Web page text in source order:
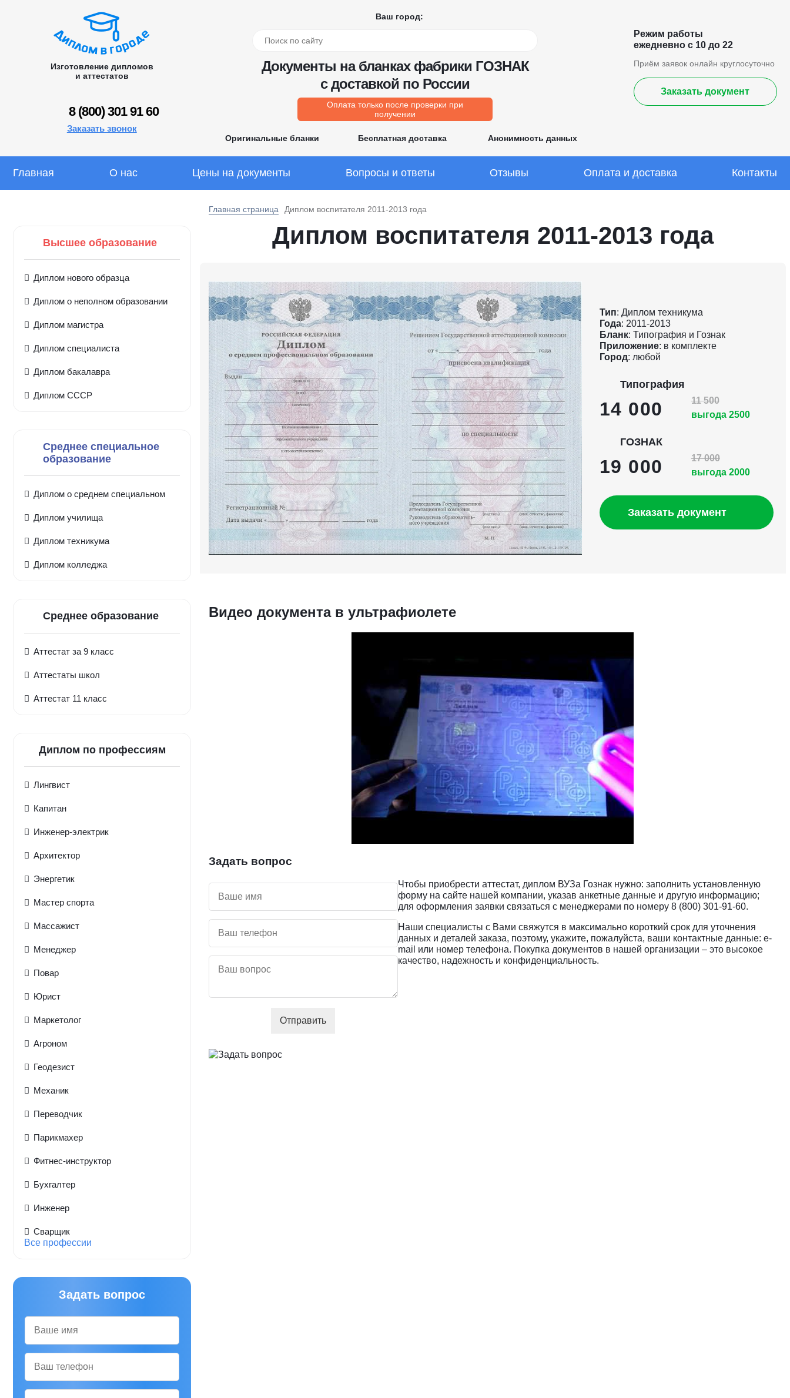
Изготовление дипломов
и аттестатов
8 (800) 301 91 60
Заказать звонок
Ваш город:
Документы на бланках фабрики ГОЗНАК
с доставкой по России
Оплата только после проверки при
получении
Оригинальные бланки Бесплатная доставка Анонимность данных
Режим работы
ежедневно с 10 до 22
Приём заявок онлайн круглосуточно
Заказать документ
Главная О нас Цены на документы Вопросы и ответы Отзывы Оплата и доставка Контакты
Главная страница Диплом воспитателя 2011-2013 года
Высшее образование
Диплом нового образца
Диплом о неполном образовании
Диплом магистра
Диплом специалиста
Диплом бакалавра
Диплом СССР
Среднее специальное
образование
Диплом о среднем специальном
Диплом училища
Диплом техникума
Диплом колледжа
Среднее образование
Аттестат за 9 класс
Аттестаты школ
Аттестат 11 класс
Диплом по профессиям
Лингвист
Капитан
Инженер-электрик
Архитектор
Энергетик
Мастер спорта
Массажист
Менеджер
Повар
Юрист
Маркетолог
Агроном
Геодезист
Механик
Переводчик
Парикмахер
Фитнес-инструктор
Бухгалтер
Инженер
Сварщик
Все профессии
Задать вопрос
Диплом воспитателя 2011-2013 года
Тип: Диплом техникума
Года: 2011-2013
Бланк: Типография и Гознак
Приложение: в комплекте
Город: любой
Типография
14 000
11 500
выгода 2500
ГОЗНАК
19 000
17 000
выгода 2000
Заказать документ
Видео документа в ультрафиолете
Задать вопрос
Отправить
Чтобы приобрести аттестат, диплом ВУЗа Гознак нужно: заполнить установленную
форму на сайте нашей компании, указав анкетные данные и другую информацию;
для оформления заявки связаться с менеджерами по номеру 8 (800) 301-91-60.
Наши специалисты с Вами свяжутся в максимально короткий срок для уточнения
данных и деталей заказа, поэтому, укажите, пожалуйста, ваши контактные данные: e-
mail или номер телефона. Покупка документов в нашей организации – это высокое
качество, надежность и конфиденциальность.